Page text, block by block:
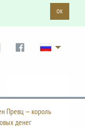
OK
Превц — король
денег